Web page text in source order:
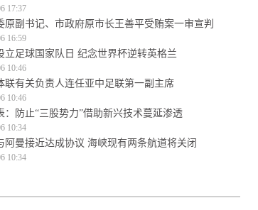
17:37
原副书记、市政府原市长王善平受贿案一审宣判
16:59
立足球国家队日 纪念世界杯逆转英格兰
10:46
联有关负责人连任亚中足联第一副主席
10:46
：防止“三股势力”借助新兴技术蔓延渗透
10:34
阿曼接近达成协议 海峡现有两条航道将关闭
10:34